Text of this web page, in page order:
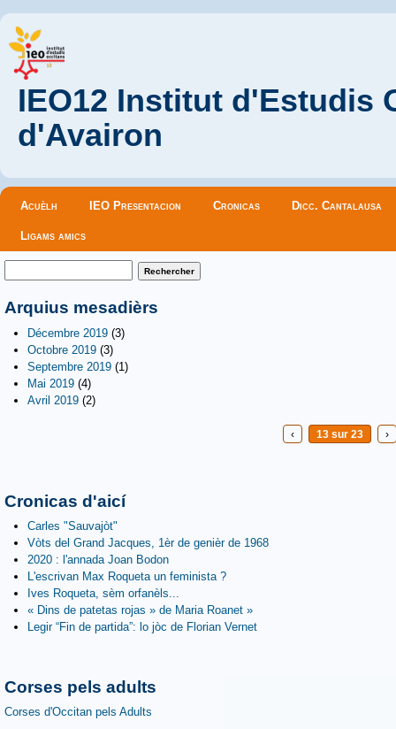
IEO12 Institut d'Estudis
d'Avairon
Menu principal
Acuèlh IEO Presentacion Cronicas Dicc. Cantalausa
Ligams amics
Formulaire de recherche
Arquius mesadièrs
Décembre 2019 (3)
Octobre 2019 (3)
Septembre 2019 (1)
Mai 2019 (4)
Avril 2019 (2)
‹ 13 sur 23 ›
Cronicas d'aicí
Carles "Sauvajòt"
Vòts del Grand Jacques, 1èr de genièr de 1968
2020 : l'annada Joan Bodon
L'escrivan Max Roqueta un feminista ?
Ives Roqueta, sèm orfanèls...
« Dins de patetas rojas » de Maria Roanet »
Legir “Fin de partida”: lo jòc de Florian Vernet
Corses pels adults
Corses d'Occitan pels Adults